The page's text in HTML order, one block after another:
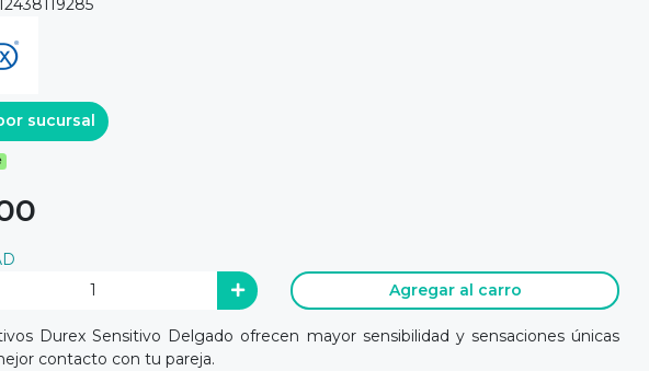
sucursal
Agregar al carro
Durex Sensitivo Delgado ofrecen mayor sensibilidad y sensaciones únicas
contacto con tu pareja.